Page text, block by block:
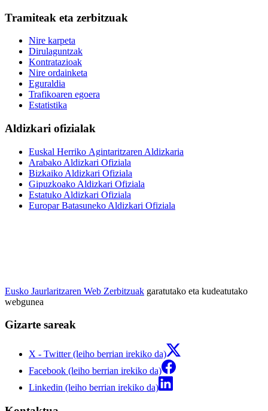
Tramiteak eta zerbitzuak
Nire karpeta
Dirulaguntzak
Kontratazioak
Nire ordainketa
Eguraldia
Trafikoaren egoera
Estatistika
Aldizkari ofizialak
Euskal Herriko Agintaritzaren Aldizkaria
Arabako Aldizkari Ofiziala
Bizkaiko Aldizkari Ofiziala
Gipuzkoako Aldizkari Ofiziala
Estatuko Aldizkari Ofiziala
Europar Batasuneko Aldizkari Ofiziala
Eusko Jaurlaritzaren Web Zerbitzuak garatutako eta kudeatutako
webgunea
Gizarte sareak
X - Twitter (leiho berrian irekiko da)
Facebook (leiho berrian irekiko da)
Linkedin (leiho berrian irekiko da)